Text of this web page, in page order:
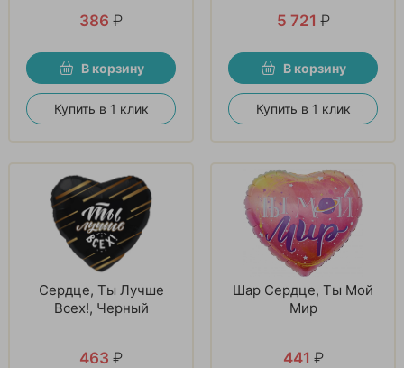
386 ₽
В корзину
Купить в 1 клик
5 721 ₽
В корзину
Купить в 1 клик
Сердце, Ты Лучше
Всех!, Черный
463 ₽
Шар Сердце, Ты Мой
Мир
441 ₽